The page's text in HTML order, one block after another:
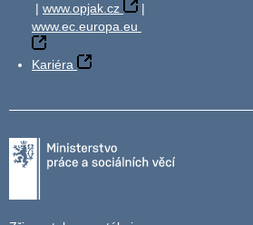
| www.opjak.cz
|
www.ec.europa.eu
Kariéra